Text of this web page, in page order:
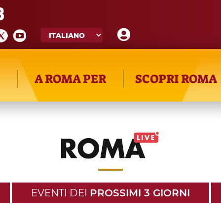
A ROMA PER SCOPRI ROMA
EVENTI DEI PROSSIMI 3 GIORNI